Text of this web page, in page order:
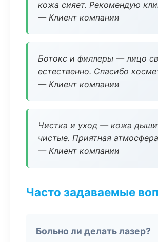
кожа сияет. Рекомендую
— Клиент компании
Ботокс и филлеры — лицо
естественно. Спасибо
— Клиент компании
Чистка и уход — кожа
чистые. Приятная
— Клиент компании
Часто задаваемые
Больно ли делать лазер?